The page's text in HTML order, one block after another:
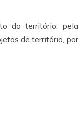
do território, pela
de território, por